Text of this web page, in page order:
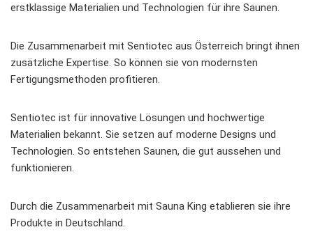
erstklassige Materialien und Technologien für ihre Saunen.
Die Zusammenarbeit mit Sentiotec aus Österreich bringt ihnen
zusätzliche Expertise. So können sie von modernsten
Fertigungsmethoden profitieren.
Sentiotec ist für innovative Lösungen und hochwertige
Materialien bekannt. Sie setzen auf moderne Designs und
Technologien. So entstehen Saunen, die gut aussehen und
funktionieren.
Durch die Zusammenarbeit mit Sauna King etablieren sie ihre
Produkte in Deutschland.